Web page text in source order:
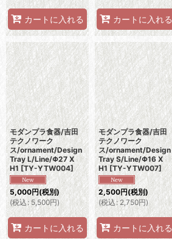
カートに入れる カートに入れる
モダンプラ食器/吉田
テクノワーク
ス/ornament/Design
Tray L/Line/Φ27 X
H1 [TY-YTW004]
5,000円(税別)
(税込: 5,500円)
カートに入れる
モダンプラ食器/吉田
テクノワーク
ス/ornament/Design
Tray S/Line/Φ16 X
H1 [TY-YTW007]
2,500円(税別)
(税込: 2,750円)
カートに入れる